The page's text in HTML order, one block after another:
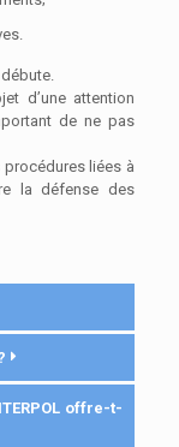
d’une attention
de ne pas
procédures liées à
la défense des
offre-t-